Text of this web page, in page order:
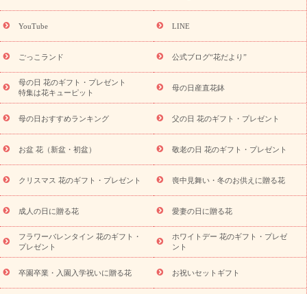
(トルコキキョウ)
9月の誕生花(リンドウ)
ら探す
お祝いの花特集 当日配達特急便 お祝い商品一覧
念日
結婚祝い 出産祝い 退院祝い・快気祝い
寿祝い
プチギフト ペットのお祝いフラワー
供え・お悔やみ商品一覧
お供え・お悔やみの花
四十九日法要以
お供え プリザーブドフラワー
ペットのお供えフラワー
お盆（新
盆・初盆）
その他 お祝い返し お見舞い
お取り寄せギフト
ビジネス用
ご自宅用 観葉植物 ミディ胡蝶蘭
プリザーブ
ドフラワー
スタイルから探す アレンジメント 花束
スタ
ンド花
お祝い お供え・お悔やみ 胡蝶蘭 胡蝶蘭・花鉢
ディ胡蝶蘭・お祝い
ミディ胡蝶蘭・お供え
世界初の青色胡蝶蘭
観葉植物
観葉植物 産直多肉植物
プリザーブドフラワー
お祝い
お供え・お悔やみ 花とセットギフト
セミオーダー
プチギフト（hanamore -ハナモア-）
花とみどりのeギフト
キューピットのeGfit
カラー ピンク イエローオレンジ
レッ
YouTube LINE
ごっこランド 公式ブログ“花だより”
母の日 花のギフト・プレゼント
特集は花キューピット
母の日産直花鉢
母の日おすすめランキング 父の日 花のギフト・プレゼント
お盆 花（新盆・初盆） 敬老の日 花のギフト・プレゼント
クリスマス 花のギフト・プレゼント 喪中見舞い・冬のお供えに贈る花
成人の日に贈る花 愛妻の日に贈る花
フラワーバレンタイン 花のギフト・
プレゼント
ホワイトデー 花のギフト・プレゼ
ント
卒園卒業・入園入学祝いに贈る花 お祝いセットギフト